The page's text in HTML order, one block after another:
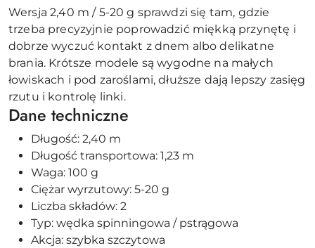
Wersja 2,40 m / 5-20 g sprawdzi się tam, gdzie
trzeba precyzyjnie poprowadzić miękką przynętę i
dobrze wyczuć kontakt z dnem albo delikatne
brania. Krótsze modele są wygodne na małych
łowiskach i pod zaroślami, dłuższe dają lepszy zasięg
rzutu i kontrolę linki.
Dane techniczne
Długość: 2,40 m
Długość transportowa: 1,23 m
Waga: 100 g
Ciężar wyrzutowy: 5-20 g
Liczba składów: 2
Typ: wędka spinningowa / pstrągowa
Akcja: szybka szczytowa